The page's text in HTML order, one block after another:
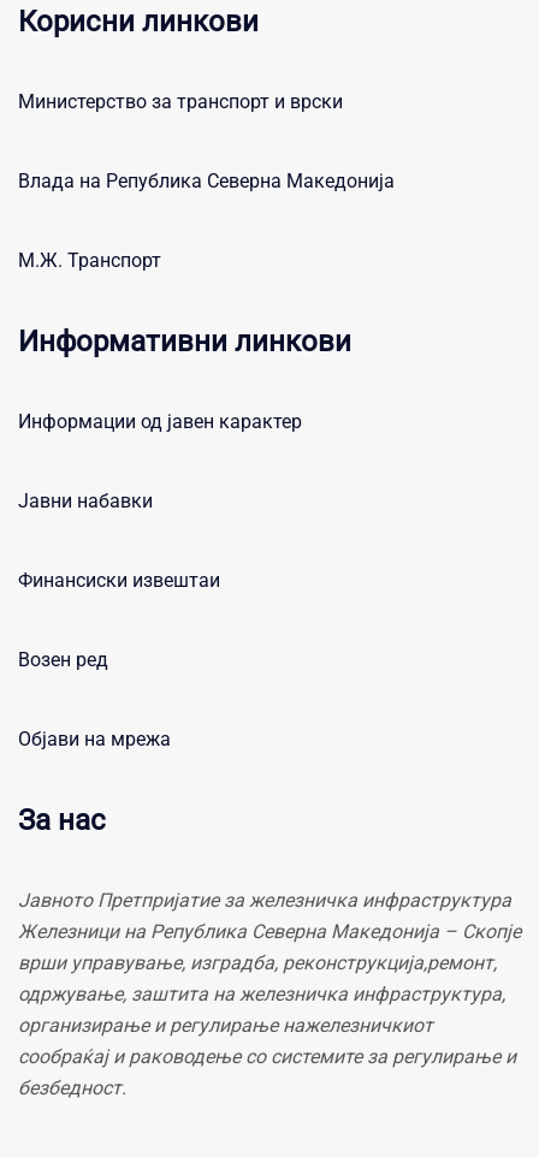
Корисни линкови
Министерство за транспорт и врски
Влада на Република Северна Македонија
М.Ж. Транспорт
Информативни линкови
Информации од јавен карактер
Јавни набавки
Финансиски извештаи
Возен ред
Објави на мрежа
За нас
Јавното Претпријатие за железничка инфраструктура
Железници на Република Северна Македонија – Скопје
врши управување, изградба, реконструкција,ремонт,
одржување, заштита на железничка инфраструктура,
организирање и регулирање нажелезничкиот
сообраќај и раководење со системите за регулирање и
безбедност.